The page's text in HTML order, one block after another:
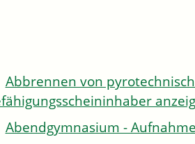
Abbrennen von
Abendgymnasium -